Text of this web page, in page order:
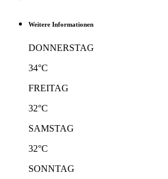
Weitere Informationen
DONNERSTAG
34°C
FREITAG
32°C
SAMSTAG
32°C
SONNTAG